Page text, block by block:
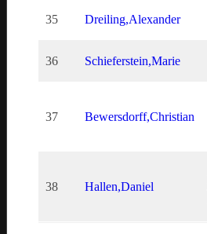
35 Dreiling,Alexander
36 Schieferstein,Marie
37 Bewersdorff,Christian
38 Hallen,Daniel